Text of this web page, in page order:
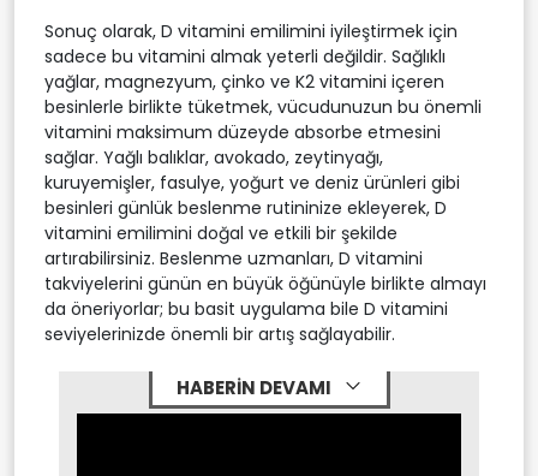
Sonuç olarak, D vitamini emilimini iyileştirmek için
sadece bu vitamini almak yeterli değildir. Sağlıklı
yağlar, magnezyum, çinko ve K2 vitamini içeren
besinlerle birlikte tüketmek, vücudunuzun bu önemli
vitamini maksimum düzeyde absorbe etmesini
sağlar. Yağlı balıklar, avokado, zeytinyağı,
kuruyemişler, fasulye, yoğurt ve deniz ürünleri gibi
besinleri günlük beslenme rutininize ekleyerek, D
vitamini emilimini doğal ve etkili bir şekilde
artırabilirsiniz. Beslenme uzmanları, D vitamini
takviyelerini günün en büyük öğünüyle birlikte almayı
da öneriyorlar; bu basit uygulama bile D vitamini
seviyelerinizde önemli bir artış sağlayabilir.
HABERİN DEVAMI